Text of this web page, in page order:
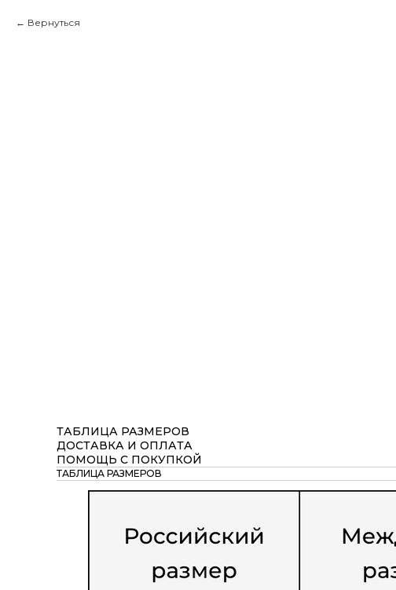
Вернуться
ТАБЛИЦА РАЗМЕРОВ
ДОСТАВКА И ОПЛАТА
ПОМОЩЬ С ПОКУПКОЙ
ТАБЛИЦА РАЗМЕРОВ